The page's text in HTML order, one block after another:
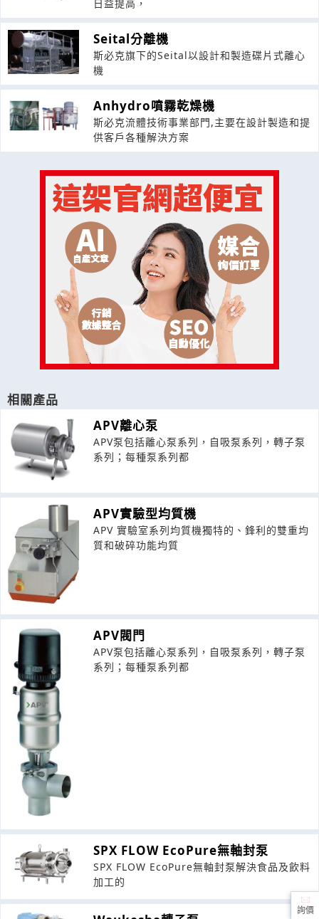
日益提高，
Seital分離機
斯必克旗下的Seital以設計和製造碟片式離心
機
Anhydro噴霧乾燥機
斯必克流體技術事業部門,主要在設計製造和提
供客戶各種解決方案
相關產品
APV離心泵
APV泵包括離心泵系列，自吸泵系列，轉子泵
系列；每種泵系列都
APV實驗型均質機
APV 實驗室系列均質機獨特的、鋒利的雙重均
質和破碎功能均質
APV閥門
APV泵包括離心泵系列，自吸泵系列，轉子泵
系列；每種泵系列都
SPX FLOW EcoPure無軸封泵
SPX FLOW EcoPure無軸封泵解決食品及飲料
加工的
詢價